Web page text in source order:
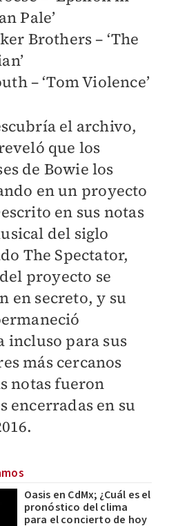
Pale’
Brothers – ‘The
– ‘Tom Violence’
el archivo,
que los
de Bowie los
en un proyecto
en sus notas
del siglo
The Spectator,
proyecto se
en secreto, y su
incluso para sus
más cercanos
notas fueron
encerradas en su
Oasis en CdMx; ¿Cuál es el
pronóstico del clima
para el concierto de hoy